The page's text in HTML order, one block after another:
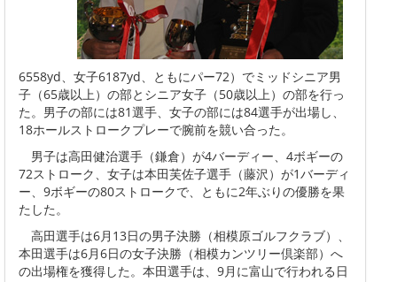
6558yd、女子6187yd、ともにパー72）でミッドシニア男
子（65歳以上）の部とシニア女子（50歳以上）の部を行っ
た。男子の部には81選手、女子の部には84選手が出場し、
18ホールストロークプレーで腕前を競い合った。
男子は高田健治選手（鎌倉）が4バーディー、4ボギーの
72ストローク、女子は本田芙佐子選手（藤沢）が1バーディ
ー、9ボギーの80ストロークで、ともに2年ぶりの優勝を果
たした。
高田選手は6月13日の男子決勝（相模原ゴルフクラブ）、
本田選手は6月6日の女子決勝（相模カンツリー倶楽部）へ
の出場権を獲得した。本田選手は、9月に富山で行われる日